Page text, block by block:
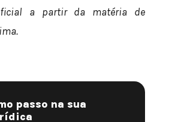
a partir da matéria de
passo na sua